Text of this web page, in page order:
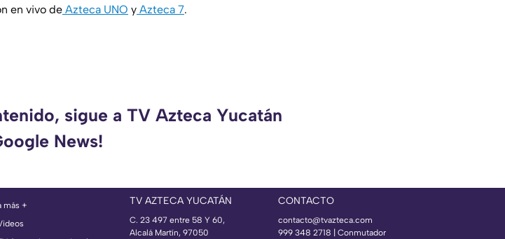
en vivo de Azteca UNO y Azteca 7.
sigue a TV Azteca Yucatán
News!
más +
TV AZTECA YUCATÁN
C. 23 497 entre 58 Y 60,
Alcalá Martín, 97050
CONTACTO
contacto@tvazteca.com
999 348 2718 | Conmutador